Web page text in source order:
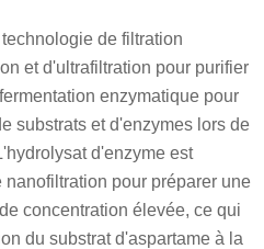
de filtration
et d'ultrafiltration pour purifier
enzymatique pour
substrats et d'enzymes lors de
d'enzyme est
pour préparer une
concentration élevée, ce qui
du substrat d'aspartame à la